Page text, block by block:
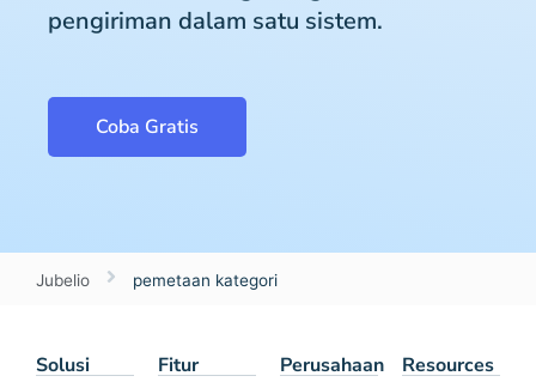
pengiriman dalam satu sistem.
Coba Gratis
Jubelio pemetaan kategori
Solusi Fitur Perusahaan Resources